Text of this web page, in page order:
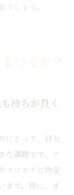
しょう。
つ毛ケア
持ちが良く
にとって、目元
な課題です。ア
マツエクに物足
ます。特に、ま